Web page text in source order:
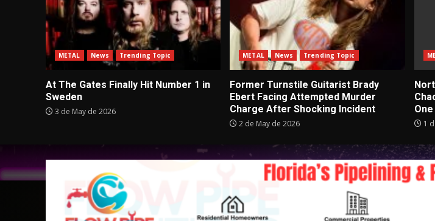
METAL News Trending Topic
At The Gates Finally Hit Number 1 in
Sweden
3 de May de 2026
METAL News Trending Topic
Former Turnstile Guitarist Brady
Ebert Facing Attempted Murder
Charge After Shocking Incident
2 de May de 2026 1